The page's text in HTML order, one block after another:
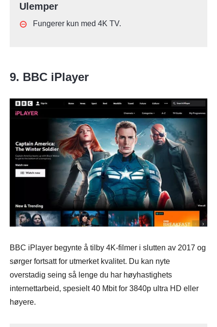
Ulemper
Fungerer kun med 4K TV.
9. BBC iPlayer
BBC iPlayer begynte å tilby 4K-filmer i slutten av 2017 og
sørger fortsatt for utmerket kvalitet. Du kan nyte
overstadig seing så lenge du har høyhastighets
internettarbeid, spesielt 40 Mbit for 3840p ultra HD eller
høyere.